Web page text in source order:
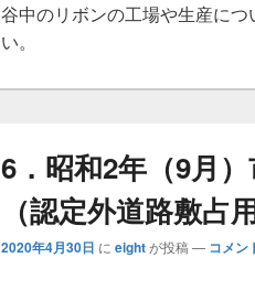
谷中のリボンの工場や生産に
い。
6．昭和2年（9月
（認定外道路敷占
2020年4月30日 に eightが投稿 — コメン